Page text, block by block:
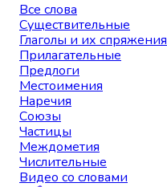
Все слова
Существительные
Глаголы и их спряжения
Прилагательные
Предлоги
Местоимения
Наречия
Союзы
Частицы
Междометия
Числительные
Видео со словами